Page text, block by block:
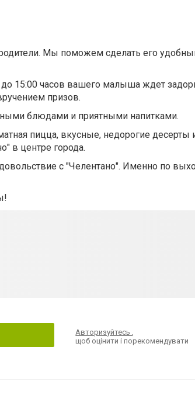
Мы поможем сделать его
15:00 часов вашего малыша ждет
призов.
блюдами и приятными напитками.
пицца, вкусные, недорогие десерты
в центре города.
с "Челентано". Именно по
Авторизуйтесь,
щоб оцінити і порекомендувати